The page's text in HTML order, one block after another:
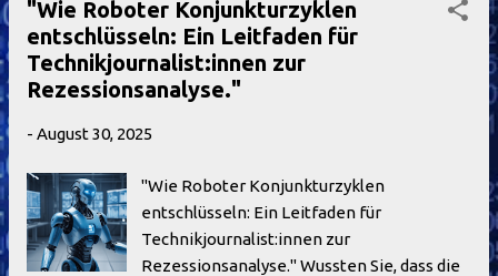
"Wie Roboter Konjunkturzyklen
entschlüsseln: Ein Leitfaden für
Technikjournalist:innen zur
Rezessionsanalyse."
- August 30, 2025
"Wie Roboter Konjunkturzyklen
entschlüsseln: Ein Leitfaden für
Technikjournalist:innen zur
Rezessionsanalyse." Wussten Sie, dass die